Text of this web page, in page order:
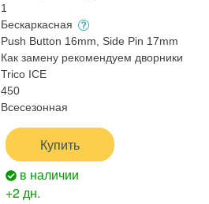
1
Бескаркасная
Push Button 16mm, Side Pin 17mm
Как замену рекомендуем дворники
Trico ICE
450
Всесезонная
Купить
в наличии
+2 дн.